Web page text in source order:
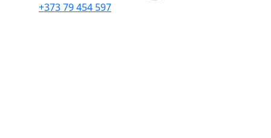
+373 79 454 597